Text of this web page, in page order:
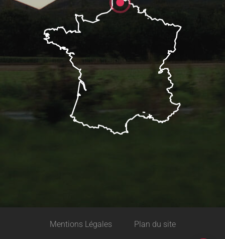
Mentions Légales Plan du site